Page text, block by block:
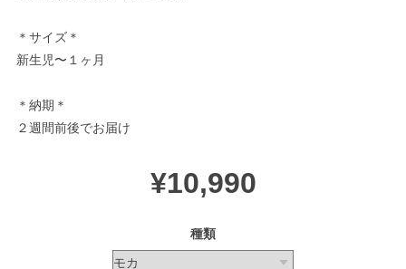
＊サイズ＊
新生児〜１ヶ月
＊納期＊
２週間前後でお届け
¥10,990
種類